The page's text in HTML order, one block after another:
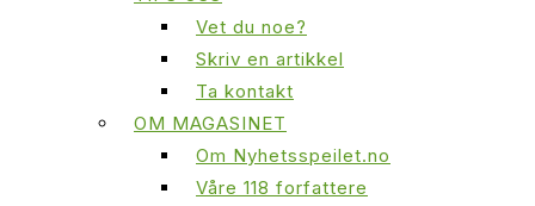
Vet du noe?
Skriv en artikkel
Ta kontakt
OM MAGASINET
Om Nyhetsspeilet.no
Våre 118 forfattere